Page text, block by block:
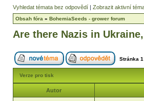
Vyhledat témata bez odpovědí | Zobrazit aktivní
Obsah fóra » BohemiaSeeds - grower forum
Are there Nazis in
Stránka 1
Verze pro tisk
Autor